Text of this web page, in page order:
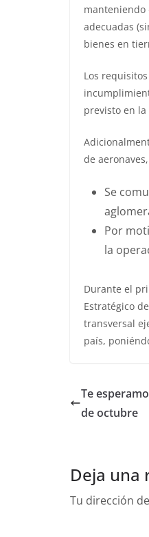
manteniendo
adecuadas
bienes en
Los
previsto en la
de
Se
Por
la
Durante el
Estratégico
transversal
país,
Te
de octubre
Deja una
Tu dirección